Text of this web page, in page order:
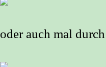
oder auch mal